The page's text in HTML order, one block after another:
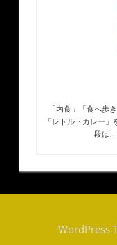
「内食」「食べ歩
「レトルトカレー
段は
WordPress